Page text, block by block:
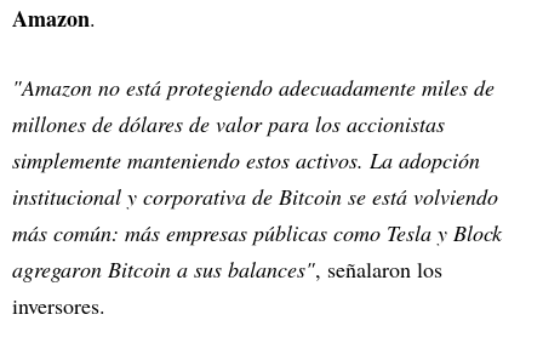
Amazon.
"Amazon no está protegiendo adecuadamente miles de
millones de dólares de valor para los accionistas
simplemente manteniendo estos activos. La adopción
institucional y corporativa de Bitcoin se está volviendo
más común: más empresas públicas como Tesla y Block
agregaron Bitcoin a sus balances", señalaron los
inversores.